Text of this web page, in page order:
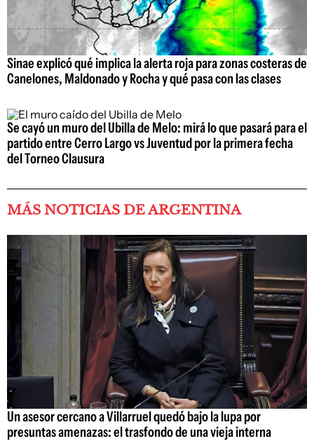
Sinae explicó qué implica la alerta roja para zonas costeras de
Canelones, Maldonado y Rocha y qué pasa con las clases
Se cayó un muro del Ubilla de Melo: mirá lo que pasará para el
partido entre Cerro Largo vs Juventud por la primera fecha
del Torneo Clausura
MÁS NOTICIAS DE ARGENTINA
Un asesor cercano a Villarruel quedó bajo la lupa por
presuntas amenazas: el trasfondo de una vieja interna